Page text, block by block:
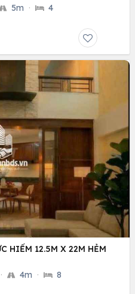
5m · 4
HIẾM 12.5M X 22M HẺM
· 4m · 8